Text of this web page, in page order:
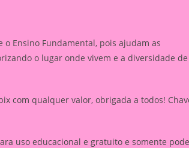
Ensino Fundamental, pois ajudam as
o lugar onde vivem e a diversidade de
com qualquer valor, obrigada a todos!
uso educacional e gratuito e somente pode